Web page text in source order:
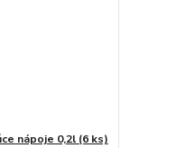
nápoje 0,2l (6 ks)